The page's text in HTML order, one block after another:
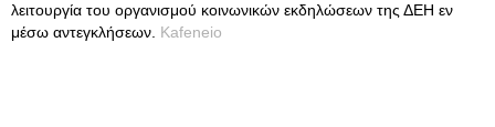
λειτουργία του οργανισμού κοινωνικών εκδηλώσεων της ΔΕΗ εν
μέσω αντεγκλήσεων. Kafeneio